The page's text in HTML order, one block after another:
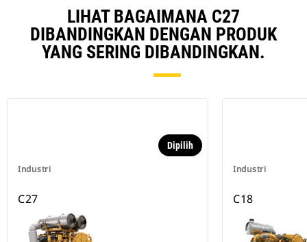
LIHAT BAGAIMANA C27
DIBANDINGKAN DENGAN PRODUK
YANG SERING DIBANDINGKAN.
Industri
Dipilih
C27
Industri
C18